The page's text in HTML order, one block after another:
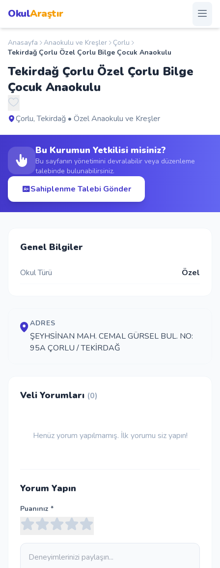
OkulAraştır
Anasayfa
Okullar
Şehirler
Duyurular
S.S.S.
Blog
Okul Ekle
Anasayfa Anaokulu ve Kreşler
Çorlu
Tekirdağ Çorlu Özel Çorlu Bilge Çocuk Anaokulu
Tekirdağ Çorlu Özel Çorlu Bilge
Çocuk Anaokulu
Çorlu, Tekirdağ • Özel Anaokulu ve Kreşler
Bu Kurumun Yetkilisi misiniz?
Bu sayfanın yönetimini devralabilir veya düzenleme
talebinde bulunabilirsiniz.
Sahiplenme Talebi Gönder
Genel Bilgiler
Okul Türü Özel
ADRES
ŞEYHSİNAN MAH. CEMAL GÜRSEL BUL. NO:
95A ÇORLU / TEKİRDAĞ
Veli Yorumları (0)
Henüz yorum yapılmamış. İlk yorumu siz yapın!
Yorum Yapın
Puanınız *